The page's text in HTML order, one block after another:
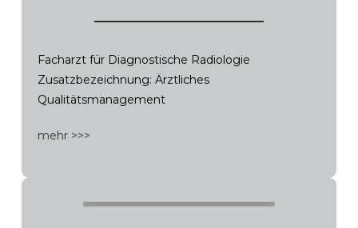
Facharzt für Diagnostische Radiologie
Zusatzbezeichnung: Ärztliches
Qualitätsmanagement
mehr >>>